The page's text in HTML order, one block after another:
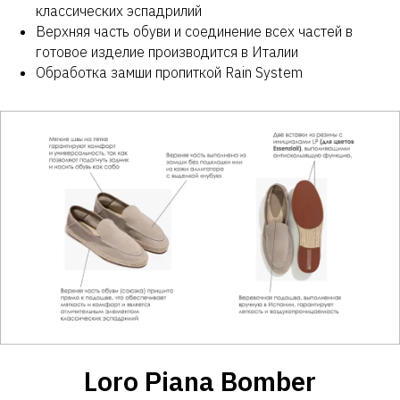
классических эспадрилий
Верхняя часть обуви и соединение всех частей в
готовое изделие производится в Италии
Обработка замши пропиткой Rain System
Loro Piana Bomber